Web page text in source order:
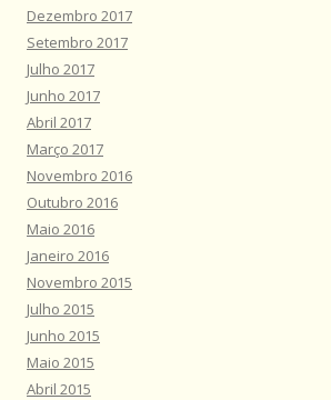
Dezembro 2017
Setembro 2017
Julho 2017
Junho 2017
Abril 2017
Março 2017
Novembro 2016
Outubro 2016
Maio 2016
Janeiro 2016
Novembro 2015
Julho 2015
Junho 2015
Maio 2015
Abril 2015